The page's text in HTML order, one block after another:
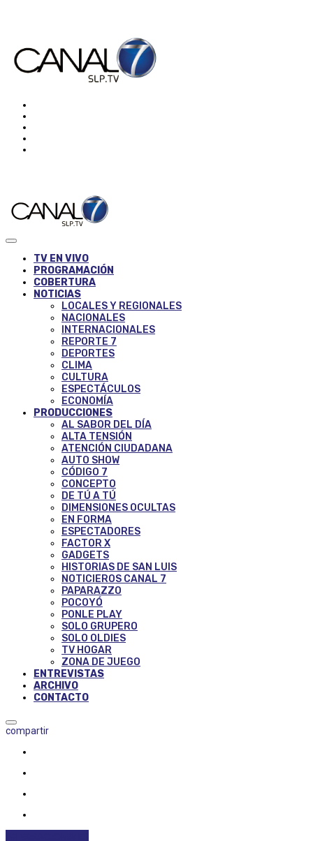
TV EN VIVO
PROGRAMACIÓN
COBERTURA
NOTICIAS
LOCALES Y REGIONALES
NACIONALES
INTERNACIONALES
REPORTE 7
DEPORTES
CLIMA
CULTURA
ESPECTÁCULOS
ECONOMÍA
PRODUCCIONES
AL SABOR DEL DÍA
ALTA TENSIÓN
ATENCIÓN CIUDADANA
AUTO SHOW
CÓDIGO 7
CONCEPTO
DE TÚ A TÚ
DIMENSIONES OCULTAS
EN FORMA
ESPECTADORES
FACTOR X
GADGETS
HISTORIAS DE SAN LUIS
NOTICIEROS CANAL 7
PAPARAZZO
POCOYÓ
PONLE PLAY
SOLO GRUPERO
SOLO OLDIES
TV HOGAR
ZONA DE JUEGO
ENTREVISTAS
ARCHIVO
CONTACTO
compartir